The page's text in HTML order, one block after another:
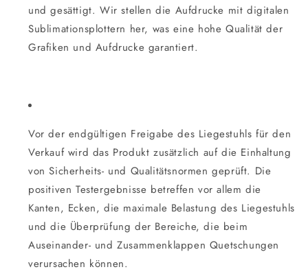
und gesättigt. Wir stellen die Aufdrucke mit digitalen
Sublimationsplottern her, was eine hohe Qualität der
Grafiken und Aufdrucke garantiert.
Vor der endgültigen Freigabe des Liegestuhls für den
Verkauf wird das Produkt zusätzlich auf die Einhaltung
von Sicherheits- und Qualitätsnormen geprüft. Die
positiven Testergebnisse betreffen vor allem die
Kanten, Ecken, die maximale Belastung des Liegestuhls
und die Überprüfung der Bereiche, die beim
Auseinander- und Zusammenklappen Quetschungen
verursachen können.